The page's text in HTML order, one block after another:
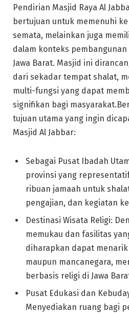
Pendirian Masjid Raya Al
bertujuan untuk memenuhi
semata, melainkan juga
dalam konteks
Jawa Barat. Masjid ini
dari sekadar tempat shalat,
multi-fungsi yang dapat
signifikan bagi
tujuan utama yang ingin
Masjid Al Jabbar:
Sebagai Pusat Ibadah
provinsi yang
ribuan jamaah untuk
pengajian, dan kegiatan
Destinasi Wisata Religi:
memukau dan fasilitas
diharapkan dapat
maupun mancanegara,
berbasis religi di Jawa
Pusat Edukasi dan
Menyediakan ruang bagi